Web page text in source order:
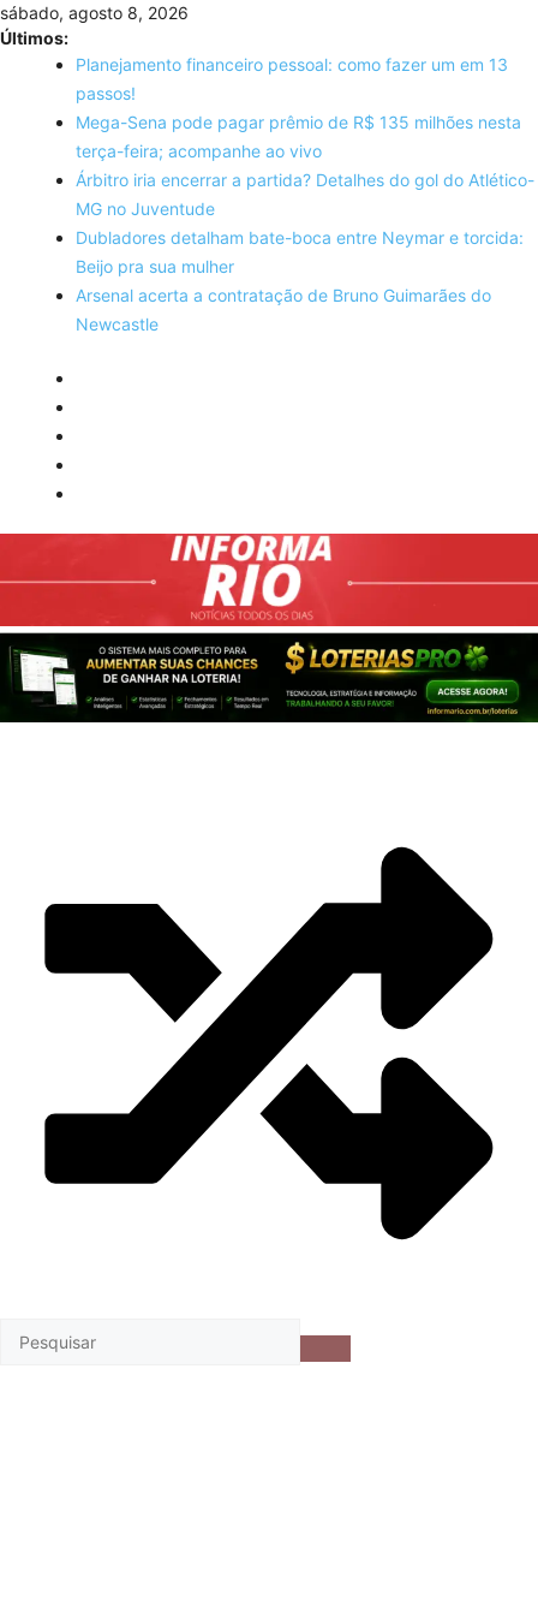
Skip
to
content
sábado, agosto 8, 2026
Últimos:
Planejamento financeiro pessoal: como fazer um em 13
passos!
Mega-Sena pode pagar prêmio de R$ 135 milhões nesta
terça-feira; acompanhe ao vivo
Árbitro iria encerrar a partida? Detalhes do gol do Atlético-
MG no Juventude
Dubladores detalham bate-boca entre Neymar e torcida:
Beijo pra sua mulher
Arsenal acerta a contratação de Bruno Guimarães do
Newcastle